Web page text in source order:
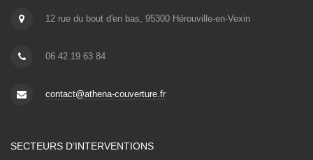
12 rue du bout d'en bas, 95300 Hérouville-en-Vexin
06 42 19 63 84
contact@athena-couverture.fr
SECTEURS D’INTERVENTIONS